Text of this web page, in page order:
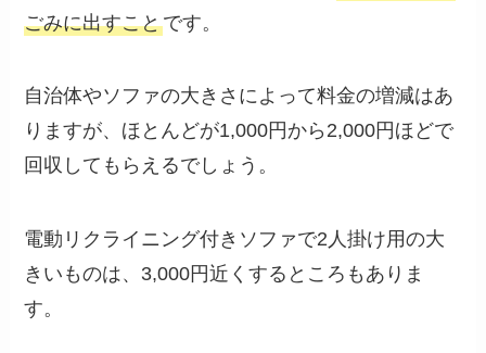
ごみに出すことです。
自治体やソファの大きさによって料金の増減はあ
りますが、ほとんどが1,000円から2,000円ほどで
回収してもらえるでしょう。
電動リクライニング付きソファで2人掛け用の大
きいものは、3,000円近くするところもありま
す。